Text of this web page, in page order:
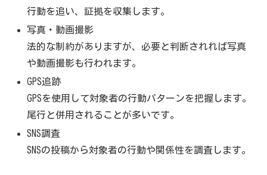
行動を追い、証拠を収集します。
写真・動画撮影
法的な制約がありますが、必要と判断されれば写真
や動画撮影も行われます。
GPS追跡
GPSを使用して対象者の行動パターンを把握します。
尾行と併用されることが多いです。
SNS調査
SNSの投稿から対象者の行動や関係性を調査します。